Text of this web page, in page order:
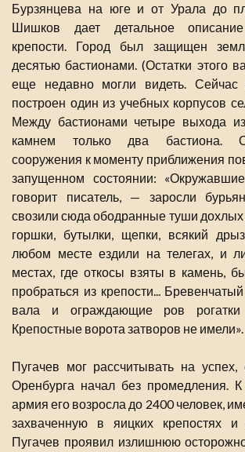
Бурзянцева на юге и от Урала до
Шишков дает детальное описание
крепости. Город был защищен
десятью бастионами. (Остатки этого
еще недавно могли видеть.
построен один из учебных корпусов
Между бастионами четыре выхода
камнем только два бастиона.
сооружения к моменту приближения
запущенном состоянии:
говорит писатель, — заросли
свозили сюда ободранные туши
горшки, бутылки, щепки, всякий
любом месте ездили на телегах, и
местах, где откосы взяты в камень,
пробраться из крепости...
вала и ограждающие ров рогатки
Крепостные ворота затворов не имели».
Пугачев мог рассчитывать на
Оренбурга начал без промедления.
армия его возросла до 2400 человек,
захваченную в яицких крепостях
Пугачев проявил излишнюю